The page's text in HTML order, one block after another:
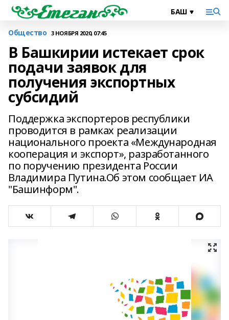
Общество 3 НОЯБРЯ 2020, 07:45
В Башкирии истекает срок
подачи заявок для
получения экспортных
субсидий
Поддержка экспортеров республики
проводится в рамках реализации
национального проекта «Международная
кооперация и экспорт», разработанного
по поручению президента России
Владимира Путина.Об этом сообщает ИА
"Башинформ".